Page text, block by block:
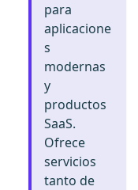
para
aplicacione
s
modernas
y
productos
SaaS.
Ofrece
servicios
tanto de